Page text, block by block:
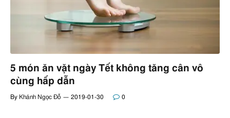
5 món ăn vặt ngày Tết không tăng cân vô
cùng hấp dẫn
By Khánh Ngọc Đỗ 2019-01-30 0